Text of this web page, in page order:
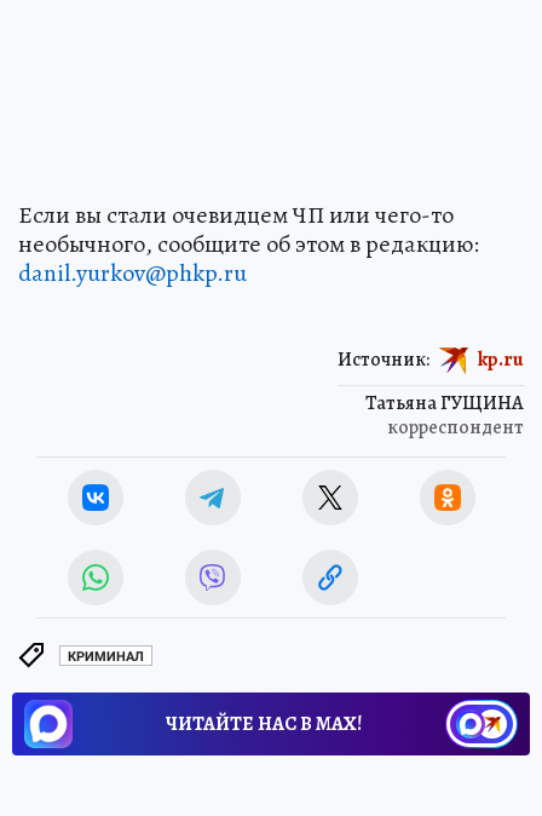
Если вы стали очевидцем ЧП или чего-то
необычного, сообщите об этом в редакцию:
danil.yurkov@phkp.ru
Татьяна ГУЩИНА
корреспондент
Источник: kp.ru
КРИМИНАЛ
ЧИТАЙТЕ НАС В МАХ!